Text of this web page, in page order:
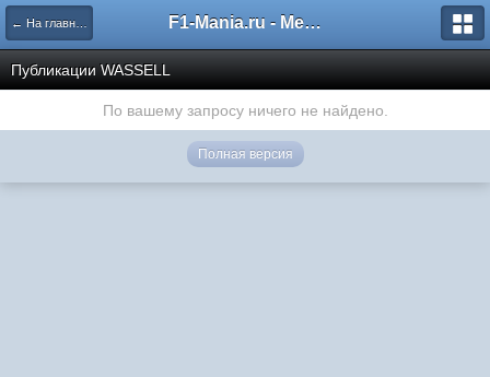
← На главную F1-Mania.ru - Международный чемпионат по симрейсингу
Публикации WASSELL
По вашему запросу ничего не найдено.
Полная версия